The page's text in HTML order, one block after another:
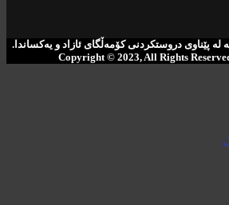
پێناوی دروستکردنی کۆمەڵگای ئازاد و یەکساندا.
Copyright © 2023, All Rights